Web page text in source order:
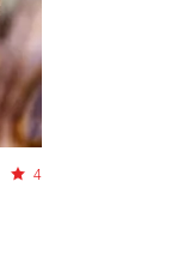
Du
å få
4